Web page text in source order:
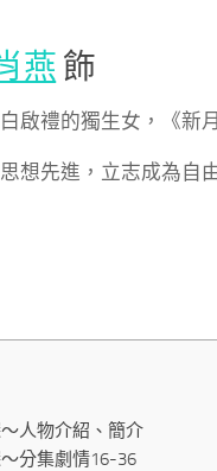
燕 飾
啟禮的獨生女，《新
想先進，立志成為自
人物介紹、簡介
分集劇情16-36